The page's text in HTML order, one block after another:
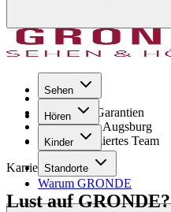
Sehen
Hören
Kinder
Standorte
Warum GRONDE
Seit 1971
GRONDE Garantien
8× im Raum Augsburg
Hochqualifiziertes Team
Karriere
Lust auf GRONDE?